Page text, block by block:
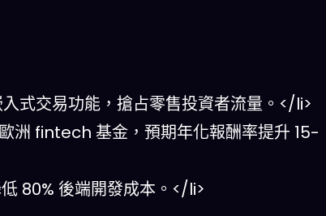
式交易功能，搶占零售投資者流量。</li>
洲 fintech 基金，預期年化報酬率提升 15-
80% 後端開發成本。</li>